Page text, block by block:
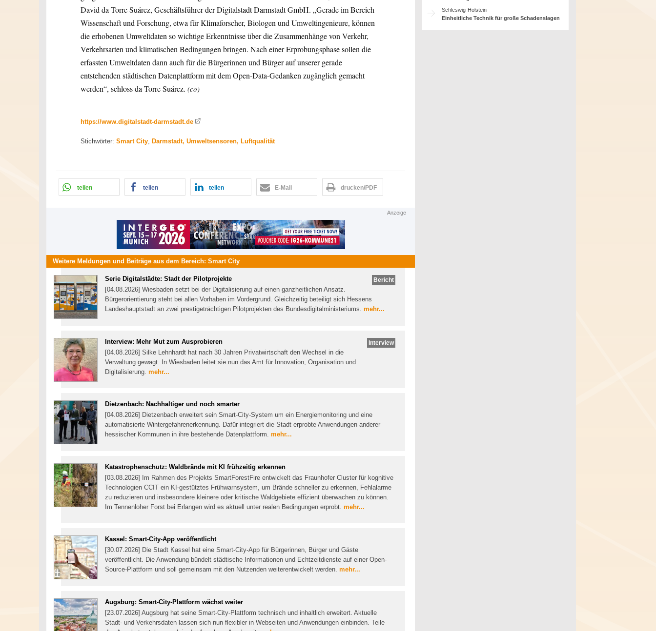
David da Torre Suárez, Geschäftsführer der Digitalstadt Darmstadt GmbH. „Gerade im Bereich
Wissenschaft und Forschung, etwa für Klimaforscher, Biologen und Umweltingenieure, können
die erhobenen Umweltdaten so wichtige Erkenntnisse über die Zusammenhänge von Verkehr,
Verkehrsarten und klimatischen Bedingungen bringen. Nach einer Erprobungsphase sollen die
erfassten Umweltdaten dann auch für die Bürgerinnen und Bürger auf unserer gerade
entstehenden städtischen Datenplattform mit dem Open-Data-Gedanken zugänglich gemacht
werden“, schloss da Torre Suárez. (co)
https://www.digitalstadt-darmstadt.de
Stichwörter: Smart City Darmstadt, Umweltsensoren, Luftqualität
teilen teilen teilen E-Mail drucken/PDF
Anzeige
Weitere Meldungen und Beiträge aus dem Bereich: Smart City
Bericht
Serie Digitalstädte: Stadt der Pilotprojekte
[04.08.2026] Wiesbaden setzt bei der Digitalisierung auf einen ganzheitlichen Ansatz.
Bürgerorientierung steht bei allen Vorhaben im Vordergrund. Gleichzeitig beteiligt sich Hessens
Landeshauptstadt an zwei prestigeträchtigen Pilotprojekten des Bundesdigitalministeriums. mehr...
Interview
Interview: Mehr Mut zum Ausprobieren
[04.08.2026] Silke Lehnhardt hat nach 30 Jahren Privatwirtschaft den Wechsel in die
Verwaltung gewagt. In Wiesbaden leitet sie nun das Amt für Innovation, Organisation und
Digitalisierung. mehr...
Dietzenbach: Nachhaltiger und noch smarter
[04.08.2026] Dietzenbach erweitert sein Smart-City-System um ein Energiemonitoring und eine
automatisierte Wintergefahrenerkennung. Dafür integriert die Stadt erprobte Anwendungen anderer
hessischer Kommunen in ihre bestehende Datenplattform. mehr...
Katastrophenschutz: Waldbrände mit KI frühzeitig erkennen
[03.08.2026] Im Rahmen des Projekts SmartForestFire entwickelt das Fraunhofer Cluster für kognitive
Technologien CCIT ein KI-gestütztes Frühwarnsystem, um Brände schneller zu erkennen, Fehlalarme
zu reduzieren und insbesondere kleinere oder kritische Waldgebiete effizient überwachen zu können.
Im Tennenloher Forst bei Erlangen wird es aktuell unter realen Bedingungen erprobt. mehr...
Kassel: Smart-City-App veröffentlicht
[30.07.2026] Die Stadt Kassel hat eine Smart-City-App für Bürgerinnen, Bürger und Gäste
veröffentlicht. Die Anwendung bündelt städtische Informationen und Echtzeitdienste auf einer Open-
Source-Plattform und soll gemeinsam mit den Nutzenden weiterentwickelt werden. mehr...
Augsburg: Smart-City-Plattform wächst weiter
[23.07.2026] Augsburg hat seine Smart-City-Plattform technisch und inhaltlich erweitert. Aktuelle
Stadt- und Verkehrsdaten lassen sich nun flexibler in Webseiten und Anwendungen einbinden. Teile
Schleswig-Holstein
Einheitliche Technik für große Schadenslagen